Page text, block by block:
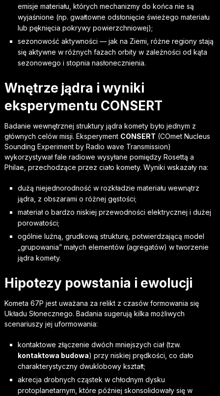
emisje materiału, których mechanizmy do końca nie są
wyjaśnione (np. gwałtowne odsłonięcie świeżego materiału
lub pęknięcia pokrywy powierzchniowej);
sezonowość aktywności — jak na Ziemi, różne regiony stają
się aktywne w różnych fazach orbity w zależności od kąta
sezonowego i stopnia nasłonecznienia.
Wnętrze jądra i wyniki
eksperymentu CONSERT
Badanie wewnętrznej struktury jądra komety było jednym z
głównych celów misji. Eksperyment CONSERT (COmet Nucleus
Sounding Experiment by Radio wave Transmission)
wykorzystywał fale radiowe wysyłane pomiędzy Rosettą a
Philae, przechodzące przez ciało komety. Wyniki wskazały na:
dużą niejednorodność w rozkładzie materiału wewnątrz
jądra, z obszarami o różnej gęstości;
materiał o bardzo niskiej przewodności elektrycznej i dużej
porowatości;
ogólnie luźną, grudkową strukturę, potwierdzającą model
„grupowania” małych elementów (agregatów) w tworzenie
jądra komety.
Hipotezy powstania i ewolucji
Kometa 67P jest uważana za relikt z czasów formowania się
Układu Słonecznego. Badania sugerują kilka możliwych
scenariuszy jej uformowania:
kontaktowe złączenie dwóch mniejszych ciał (tzw.
kontaktowa budowa) przy niskiej prędkości, co dało
charakterystyczny dwuklobowy kształt;
akrecja drobnych cząstek w chłodnym dysku
protoplanetarnym, które później skonsolidowały się w